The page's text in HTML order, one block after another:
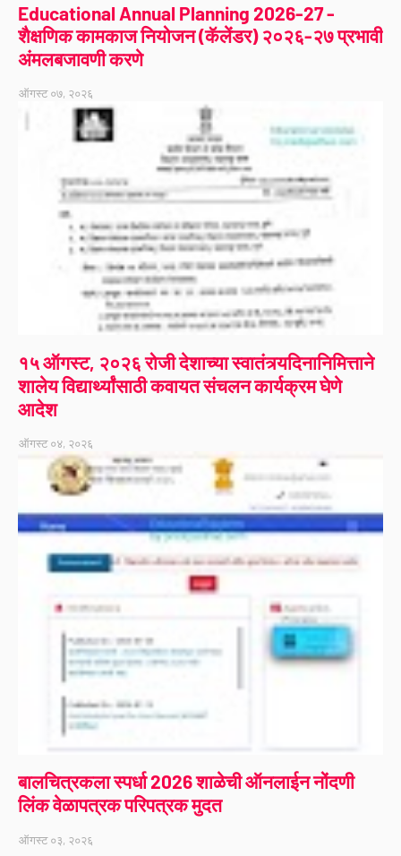
Educational Annual Planning 2026-27 -
शैक्षणिक कामकाज नियोजन (कॅलेंडर) २०२६-२७ प्रभावी
अंमलबजावणी करणे
ऑगस्ट ०७, २०२६
१५ ऑगस्ट, २०२६ रोजी देशाच्या स्वातंत्र्यदिनानिमित्ताने
शालेय विद्यार्थ्यांसाठी कवायत संचलन कार्यक्रम घेणे
आदेश
ऑगस्ट ०४, २०२६
बालचित्रकला स्पर्धा 2026 शाळेची ऑनलाईन नोंदणी
लिंक वेळापत्रक परिपत्रक मुदत
ऑगस्ट ०३, २०२६